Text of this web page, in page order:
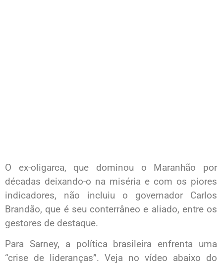
O ex-oligarca, que dominou o Maranhão por
décadas deixando-o na miséria e com os piores
indicadores, não incluiu o governador Carlos
Brandão, que é seu conterrâneo e aliado, entre os
gestores de destaque.
Para Sarney, a política brasileira enfrenta uma
“crise de lideranças”. Veja no vídeo abaixo do